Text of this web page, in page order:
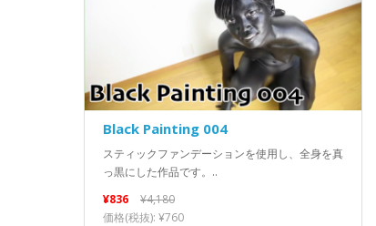
Black Painting 004
スティックファンデーションを使用し、全身を真
っ黒にした作品です。..
¥836
¥4,180
価格(税抜): ¥760